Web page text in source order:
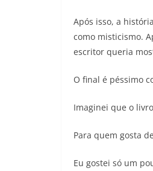
Após isso, a
como misticismo.
escritor queria
O final é péssimo
Imaginei que o
Para quem gosta
Eu gostei só um